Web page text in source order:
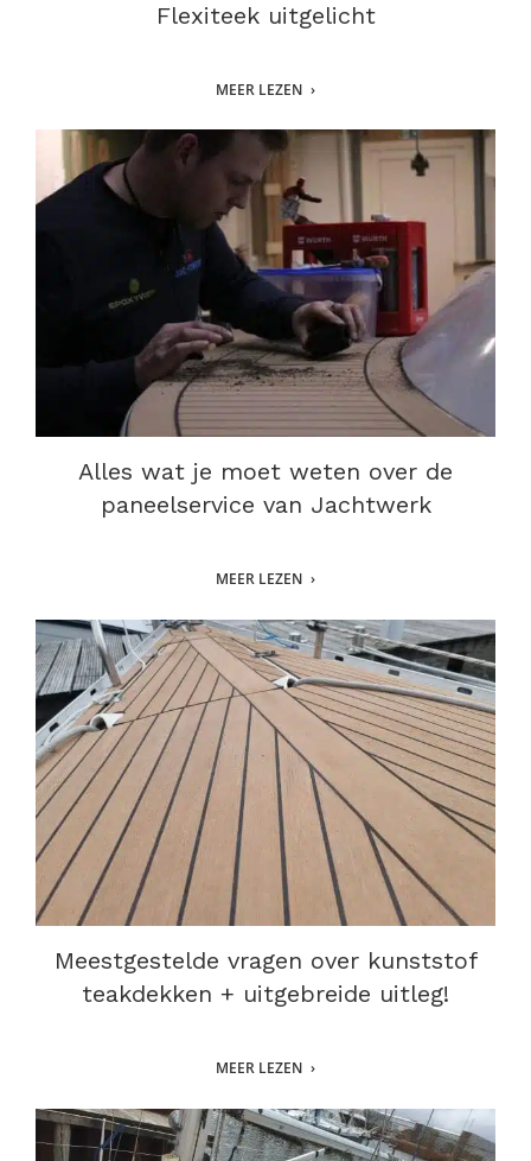
Flexiteek uitgelicht
MEER LEZEN
Alles wat je moet weten over de
paneelservice van Jachtwerk
MEER LEZEN
Meestgestelde vragen over kunststof
teakdekken + uitgebreide uitleg!
MEER LEZEN